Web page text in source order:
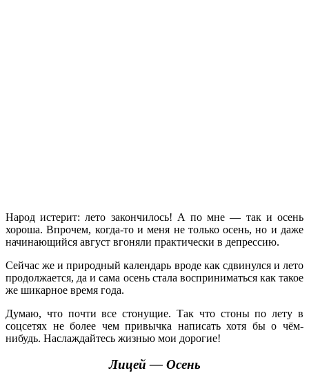
Народ истерит: лето закончилось! А по мне — так и осень
хороша. Впрочем, когда-то и меня не только осень, но и даже
начинающийся август вгоняли практически в депрессию.
Сейчас же и природный календарь вроде как сдвинулся и лето
продолжается, да и сама осень стала восприниматься как такое
же шикарное время года.
Думаю, что почти все стонущие. Так что стоны по лету в
соцсетях не более чем привычка написать хотя бы о чём-
нибудь. Наслаждайтесь жизнью мои дорогие!
Лицей — Осень